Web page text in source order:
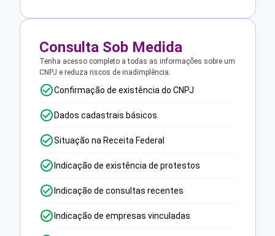
Consulta Sob Medida
Tenha acesso completo a todas as informações sobre um
CNPJ e reduza riscos de inadimplência.
Confirmação de existência do CNPJ
Dados cadastrais básicos
Situação na Receita Federal
Indicação de existência de protestos
Indicação de consultas recentes
Indicação de empresas vinculadas